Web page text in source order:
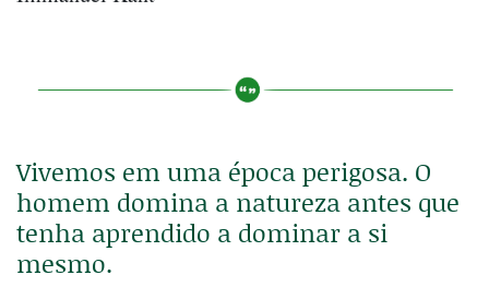
Vivemos em uma época perigosa. O
homem domina a natureza antes que
tenha aprendido a dominar a si
mesmo.